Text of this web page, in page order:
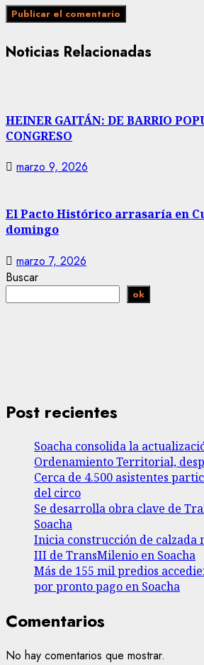
Noticias Relacionadas
HEINER GAITÁN: DE BARRIO
CONGRESO
marzo 9, 2026
El Pacto Histórico arrasaría en
domingo
marzo 7, 2026
Buscar
ok
Post recientes
Soacha consolida la
Ordenamiento Territorial,
Cerca de 4.500 asistentes
del circo
Se desarrolla obra clave de
Soacha
Inicia construcción de calzada
III de TransMilenio en Soacha
Más de 155 mil predios
por pronto pago en Soacha
Comentarios
No hay comentarios que mostrar.